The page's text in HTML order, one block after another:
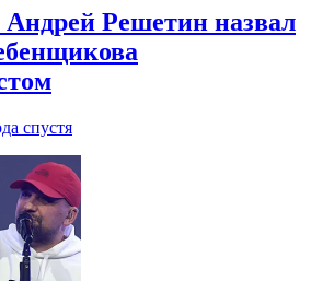
Решетин назвал
спустя